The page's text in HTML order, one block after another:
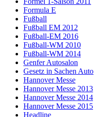
Formula E
Fußball
Fußball EM 2012
Fußball-EM 2016
Fußball-WM 2010
Fußball-WM 2014
Genfer Autosalon
Gesetz in Sachen Auto
Hannover Messe
Hannover Messe 2013
Hannover Messe 2014
Hannover Messe 2015
Headline